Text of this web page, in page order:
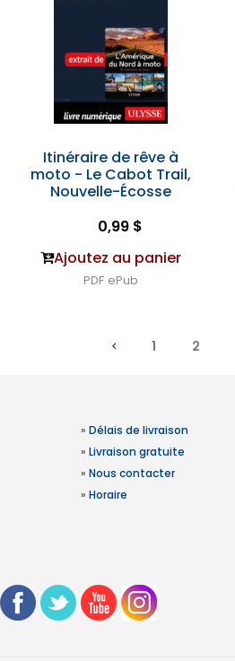
Itinéraire de rêve à
moto - Le Cabot Trail,
Nouvelle-Écosse
0,99 $
Ajoutez au panier
PDF ePub
1 2
» Délais de livraison
» Livraison gratuite
» Nous contacter
» Horaire